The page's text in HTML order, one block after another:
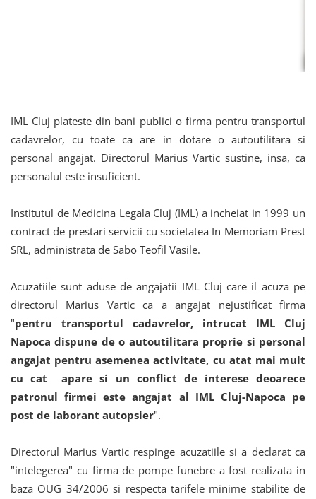
IML Cluj plateste din bani publici o firma pentru transportul
cadavrelor, cu toate ca are in dotare o autoutilitara si
personal angajat. Directorul Marius Vartic sustine, insa, ca
personalul este insuficient.
Institutul de Medicina Legala Cluj (IML) a incheiat in 1999 un
contract de prestari servicii cu societatea In Memoriam Prest
SRL, administrata de Sabo Teofil Vasile.
Acuzatiile sunt aduse de angajatii IML Cluj care il acuza pe
directorul Marius Vartic ca a angajat nejustificat firma
"pentru transportul cadavrelor, intrucat IML Cluj
Napoca dispune de o autoutilitara proprie si personal
angajat pentru asemenea activitate, cu atat mai mult
cu cat apare si un conflict de interese deoarece
patronul firmei este angajat al IML Cluj-Napoca pe
post de laborant autopsier".
Directorul Marius Vartic respinge acuzatiile si a declarat ca
"intelegerea" cu firma de pompe funebre a fost realizata in
baza OUG 34/2006 si respecta tarifele minime stabilite de